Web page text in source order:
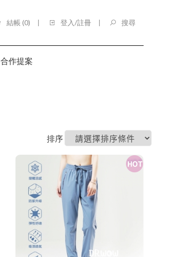
結帳 (0) 登入/註冊 搜尋
合作提案
排序